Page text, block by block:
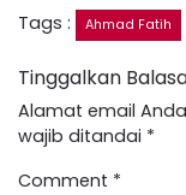
Tags : Ahmad Fatih
Tinggalkan
Alamat email
wajib ditandai *
Comment *